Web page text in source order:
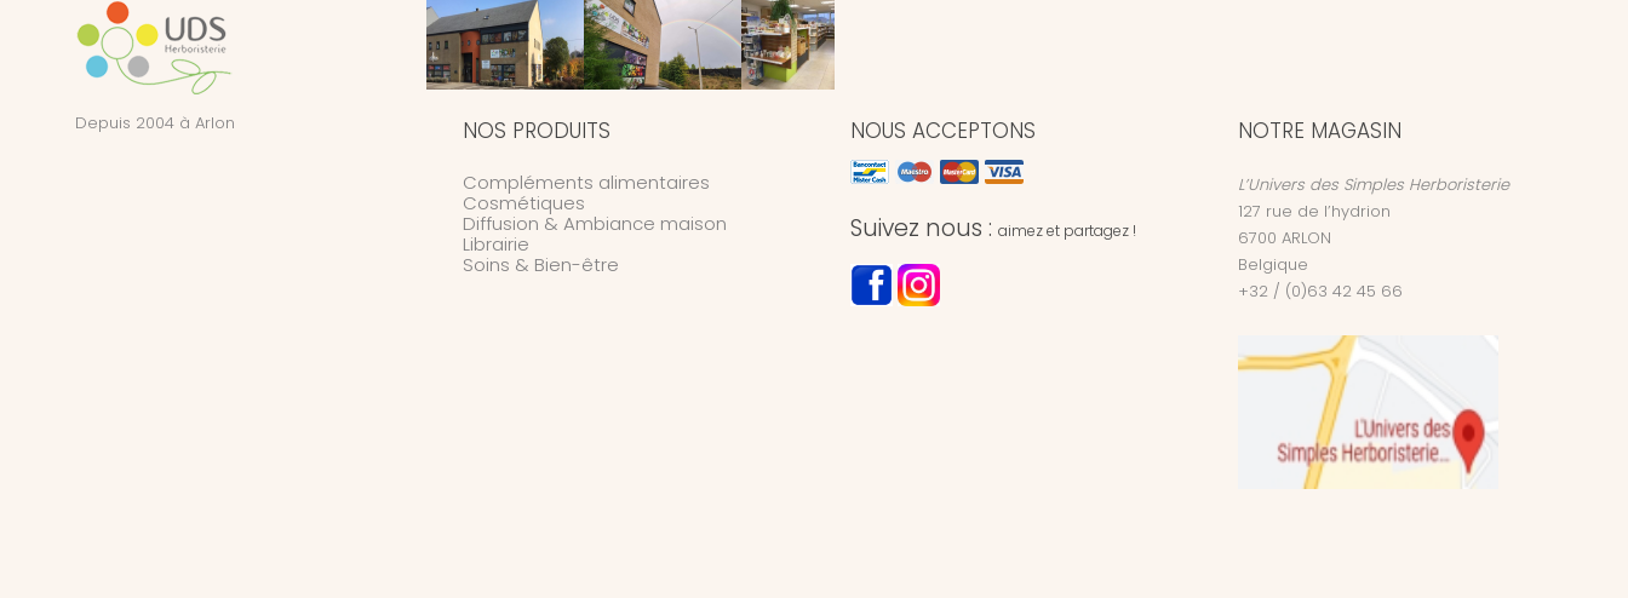
Depuis 2004 à Arlon NOS PRODUITS
Compléments alimentaires
Cosmétiques
Diffusion & Ambiance maison
Librairie
Soins & Bien-être
NOUS ACCEPTONS
Suivez nous : aimez et partagez !
NOTRE MAGASIN
L’Univers des Simples Herboristerie
127 rue de l’hydrion
6700 ARLON
Belgique
+32 / (0)63 42 45 66